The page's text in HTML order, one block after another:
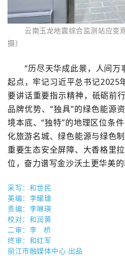
云南玉龙地震综合监测站应变
摄）
“历尽天华成此景，人间万
起点，牢记习近平总书记2025
要讲话重要指示精神，砥砺前
品牌优势、“独具”的绿色能源
境本底、“独特”的地理区位条
化旅游名城、绿色能源与绿色
重要生态安全屏障、大香格里
位，奋力谱写金沙沃土更华美的
采写：和世民
美编：李耀瑭
责编：李琳瑛
校对：和润黄
二审：李 桥
终审：和红军
丽江市融媒体中心 出品